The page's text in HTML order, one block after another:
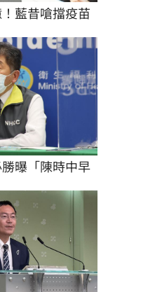
藍昔嗆擋疫苗
曝「陳時中早